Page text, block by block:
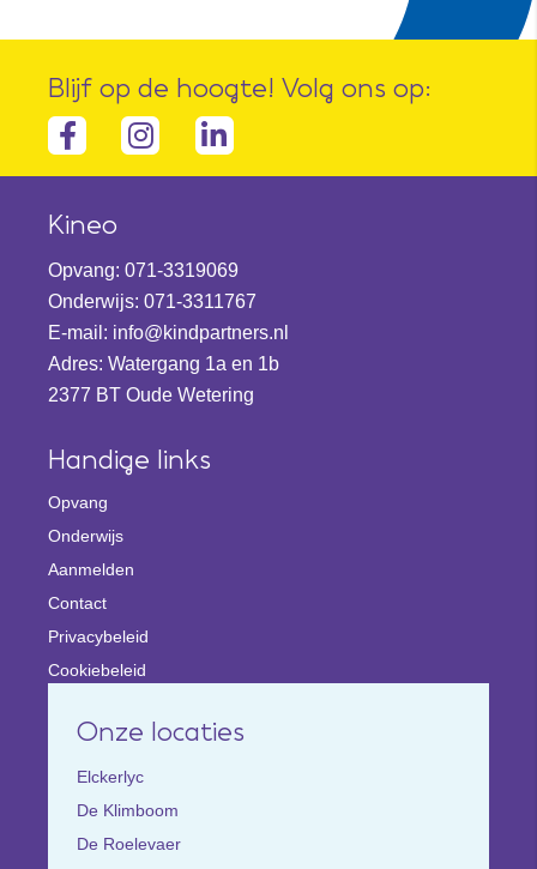
Blijf op de hoogte! Volg ons op:
Facebook-
f
Instagramlinkedin-
in
Kineo
Opvang: 071-3319069
Onderwijs: 071-3311767
E-mail: info@kindpartners.nl
Adres: Watergang 1a en 1b
2377 BT Oude Wetering
Handige links
Opvang
Onderwijs
Aanmelden
Contact
Privacybeleid
Cookiebeleid
Onze locaties
Elckerlyc
De Klimboom
De Roelevaer